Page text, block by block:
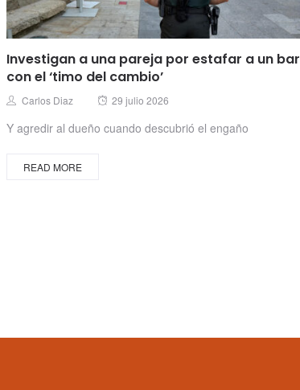
Investigan a una pareja por estafar a un bar
con el ‘timo del cambio’
Author
Carlos Diaz
Posted
29 julio 2026
Y agredir al dueño cuando descubrió el engaño
READ MORE